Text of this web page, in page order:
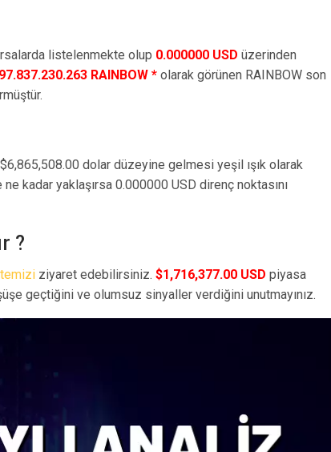
listelenmekte olup 0.000000 USD üzerinden
RAINBOW * olarak görünen RAINBOW son
dolar düzeyine gelmesi yeşil ışık olarak
kadar yaklaşırsa 0.000000 USD direnç noktasını
?
ziyaret edebilirsiniz. $1,716,377.00 USD piyasa
geçtiğini ve olumsuz sinyaller verdiğini unutmayınız.